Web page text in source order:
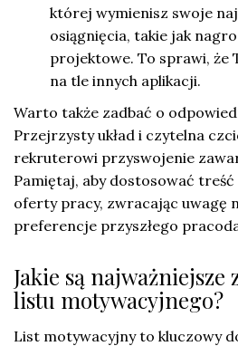
której wymienisz swoje
osiągnięcia, takie jak
projektowe. To sprawi, że
na tle innych aplikacji.
Warto także zadbać o
Przejrzysty układ i czytelna
rekruterowi przyswojenie
Pamiętaj, aby dostosować
oferty pracy, zwracając uwagę
preferencje przyszłego
Jakie są najważniejsze
listu motywacyjnego?
List motywacyjny to kluczowy